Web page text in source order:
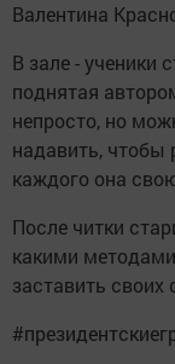
Валентина
В зале - ученики
поднятая
непросто, но
надавить, чтобы
каждого она
После читки
какими
заставить своих